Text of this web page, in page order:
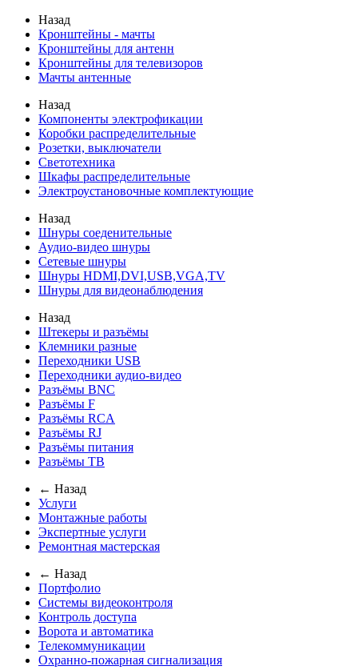
Назад
Кронштейны - мачты
Кронштейны для антенн
Кронштейны для телевизоров
Мачты антенные
Назад
Компоненты электрофикации
Коробки распределительные
Розетки, выключатели
Светотехника
Шкафы распределительные
Электроустановочные комплектующие
Назад
Шнуры соеденительные
Аудио-видео шнуры
Сетевые шнуры
Шнуры HDMI,DVI,USB,VGA,TV
Шнуры для видеонаблюдения
Назад
Штекеры и разъёмы
Клемники разные
Переходники USB
Переходники аудио-видео
Разъёмы BNC
Разъёмы F
Разъёмы RCA
Разъёмы RJ
Разъёмы питания
Разъёмы ТВ
← Назад
Услуги
Монтажные работы
Экспертные услуги
Ремонтная мастерская
← Назад
Портфолио
Системы видеоконтроля
Контроль доступа
Ворота и автоматика
Телекоммуникации
Охранно-пожарная сигнализация